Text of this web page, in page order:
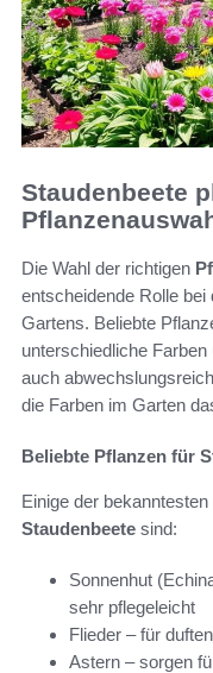
Staudenbeete
Die Wahl der richtigen
entscheidende Rolle
Gartens. Beliebte
unterschiedliche
auch
die Farben im Garten
Beliebte Pflanzen für
Einige der
Staudenbeete sind:
Sonnenhut
sehr pflegeleicht
Flieder – für
Astern – sorgen